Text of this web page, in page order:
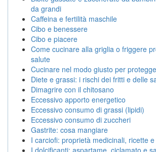
da grandi
Caffeina e fertilità maschile
Cibo e benessere
Cibo e piacere
Come cucinare alla griglia o friggere
salute
Cucinare nel modo giusto per
Diete e grassi: i rischi dei fritti e delle
Dimagrire con il chitosano
Eccessivo apporto energetico
Eccessivo consumo di grassi (lipidi)
Eccessivo consumo di zuccheri
Gastrite: cosa mangiare
I carciofi: proprietà medicinali, ricette
I dolcificanti: aspartame, ciclamato e